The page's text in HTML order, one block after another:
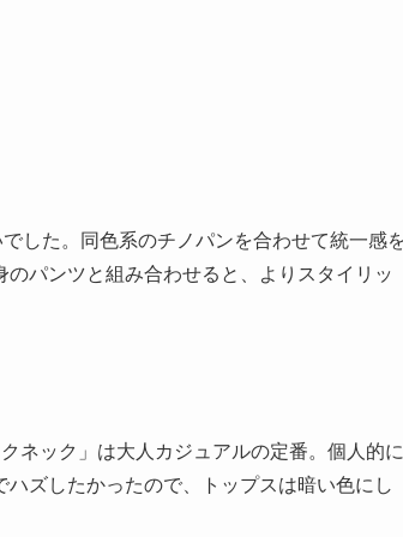
した。同色系のチノパンを合わせて統一感
パンツと組み合わせると、よりスタイリッ
ネック」は大人カジュアルの定番。個人的に
ズしたかったので、トップスは暗い色にし